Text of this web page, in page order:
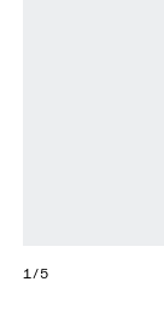
1/5